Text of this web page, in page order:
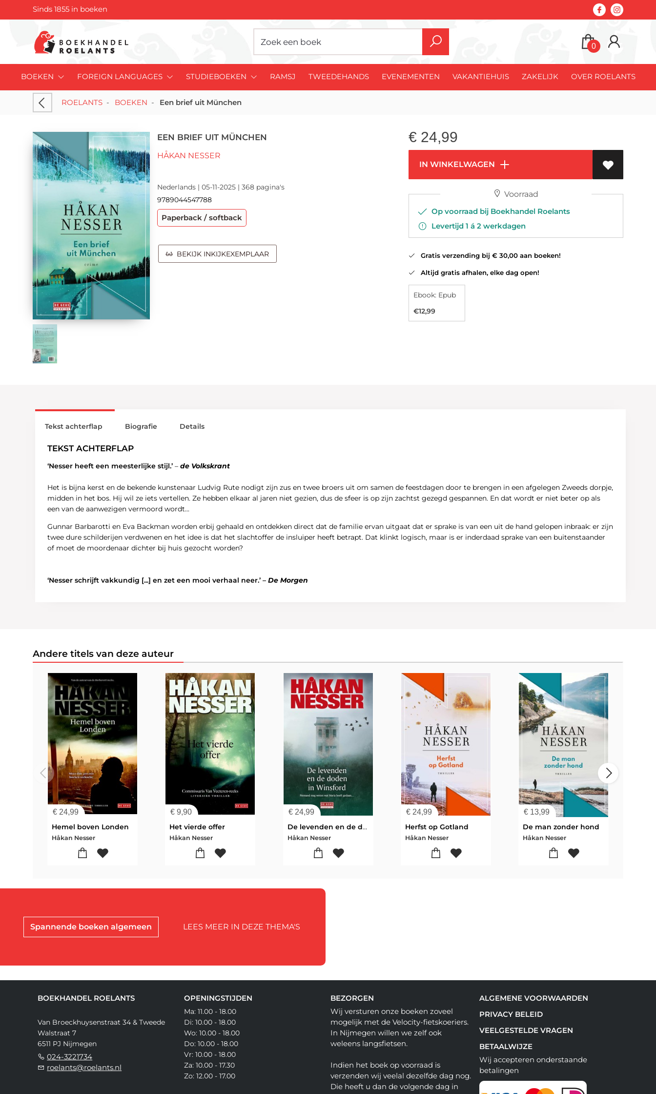
Sinds 1855 in boeken
0
BOEKEN FOREIGN LANGUAGES STUDIEBOEKEN RAMSJ TWEEDEHANDS EVENEMENTEN VAKANTIEHUIS ZAKELIJK OVER ROELANTS
ROELANTS - BOEKEN - Een brief uit München
EEN BRIEF UIT MÜNCHEN
HÅKAN NESSER
Nederlands | 05-11-2025 | 368 pagina's
9789044547788
Paperback / softback
BEKIJK INKIJKEXEMPLAAR
€ 24,99
IN WINKELWAGEN
Voorraad
Op voorraad bij Boekhandel Roelants
Levertijd 1 á 2 werkdagen
Gratis verzending bij € 30,00 aan boeken!
Altijd gratis afhalen, elke dag open!
Ebook: Epub
€12,99
Tekst achterflap
TEKST ACHTERFLAP
‘Nesser heeft een meesterlijke stijl.’–de Volkskrant
Het is bijna kerst en de bekende kunstenaar Ludvig Rute nodigt zijn zus en twee broers uit om samen de feestdagen door te brengen in een afgelegen Zweeds dorpje,
midden in het bos. Hij wil ze iets vertellen. Ze hebben elkaar al jaren niet gezien, dus de sfeer is op zijn zachtst gezegd gespannen. En dat wordt er niet beter op als
een van de aanwezigen vermoord wordt...
Gunnar Barbarotti en Eva Backman worden erbij gehaald en ontdekken direct dat de familie ervan uitgaat dat er sprake is van een uit de hand gelopen inbraak: er zijn
twee dure schilderijen verdwenen en het idee is dat het slachtoffer de insluiper heeft betrapt. Dat klinkt logisch, maar is er inderdaad sprake van een buitenstaander
of moet de moordenaar dichter bij huis gezocht worden?
‘Nesser schrijft vakkundig [...] en zet een mooi verhaal neer.’ –De Morgen
Biografie Details
Andere titels van deze auteur
€ 24,99
Hemel boven Londen
Håkan Nesser
€ 9,90
Het vierde offer
Håkan Nesser
€24,99
De levenden en de doden in Winsford
Håkan Nesser
€24,99
Herfst op Gotland
Håkan Nesser
€ 13,99
De man zonder hond
Håkan Nesser
Spannende boeken algemeen LEES MEER IN DEZE THEMA'S
BOEKHANDEL ROELANTS
Van Broeckhuysenstraat 34 & Tweede
Walstraat 7
6511 PJ Nijmegen
024-3221734
roelants@roelants.nl
OPENINGSTIJDEN
Ma: 11.00 - 18.00
Di: 10.00 - 18.00
Wo: 10.00 - 18.00
Do: 10.00 - 18.00
Vr: 10.00 - 18.00
Za: 10.00 - 17.30
Zo: 12.00 - 17.00
BEZORGEN
Wij versturen onze boeken zoveel
mogelijk met de Velocity-fietskoeriers.
In Nijmegen willen we zelf ook
weleens langsfietsen.
Indien het boek op voorraad is
verzenden wij veelal dezelfde dag nog.
Die heeft u dan de volgende dag in
ALGEMENE VOORWAARDEN
PRIVACY BELEID
VEELGESTELDE VRAGEN
BETAALWIJZE
Wij accepteren onderstaande
betalingen